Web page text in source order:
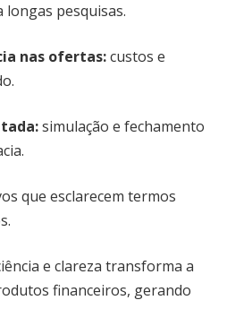
longas pesquisas.
nas ofertas:custos e
:simulação e fechamento
que esclarecem termos
e clareza transforma a
financeiros, gerando